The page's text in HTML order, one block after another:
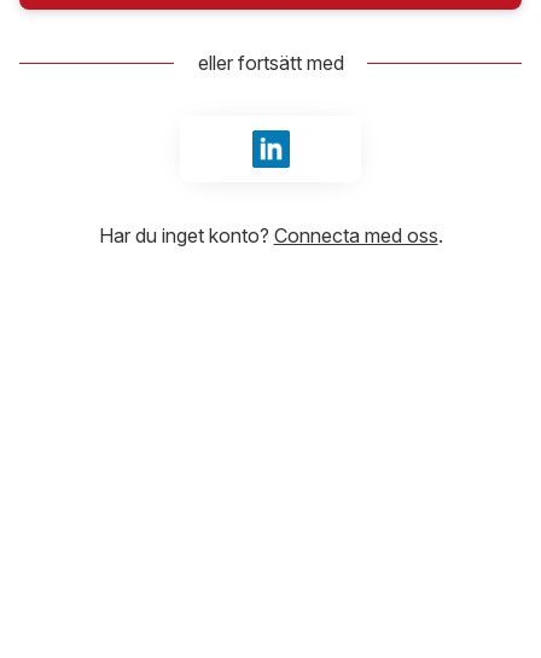
eller fortsätt med
Logga in med LinkedIn
Har du inget konto? Connecta med oss.